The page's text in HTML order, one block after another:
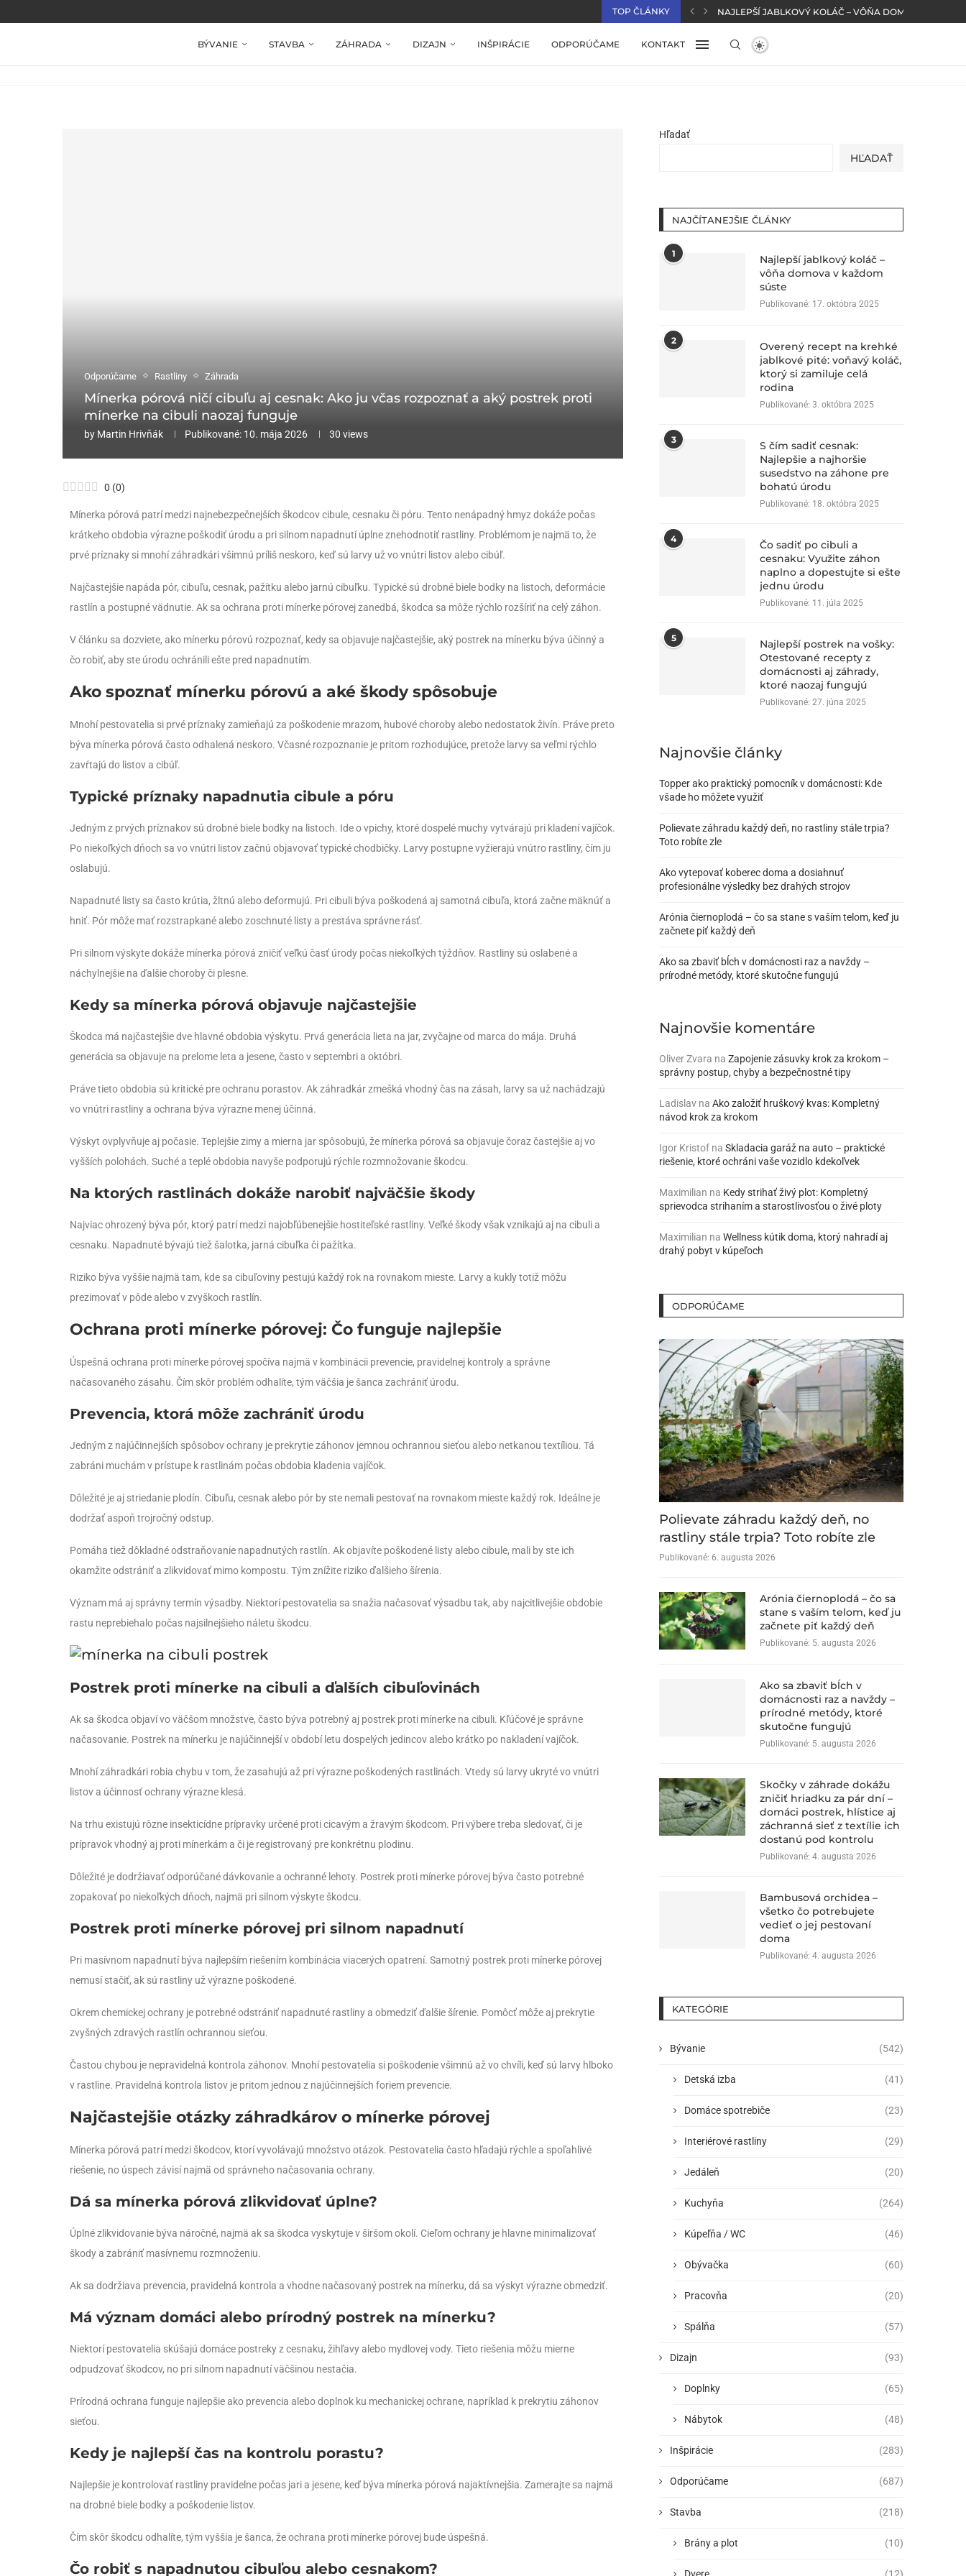
TOP ČLÁNKY NAJLEPŠÍ JABLKOVÝ KOLÁČ – VÔŇA DOMOVA V
BÝVANIE STAVBA ZÁHRADA DIZAJN INŠPIRÁCIE ODPORÚČAME KONTAKT
Odporúčame Rastliny Záhrada
Mínerka pórová ničí cibuľu aj cesnak: Ako ju včas rozpoznať a aký postrek proti
mínerke na cibuli naozaj funguje
by Martin Hrivňák Publikované: 10. mája 2026 30 views
0 (0)
Mínerka pórová patrí medzi najnebezpečnejších škodcov cibule, cesnaku či póru. Tento nenápadný hmyz dokáže počas
krátkeho obdobia výrazne poškodiť úrodu a pri silnom napadnutí úplne znehodnotiť rastliny. Problémom je najmä to, že
prvé príznaky si mnohí záhradkári všimnú príliš neskoro, keď sú larvy už vo vnútri listov alebo cibúľ.
Najčastejšie napáda pór, cibuľu, cesnak, pažítku alebo jarnú cibuľku. Typické sú drobné biele bodky na listoch, deformácie
rastlín a postupné vädnutie. Ak sa ochrana proti mínerke pórovej zanedbá, škodca sa môže rýchlo rozšíriť na celý záhon.
V článku sa dozviete, ako mínerku pórovú rozpoznať, kedy sa objavuje najčastejšie, aký postrek na mínerku býva účinný a
čo robiť, aby ste úrodu ochránili ešte pred napadnutím.
Ako spoznať mínerku pórovú a aké škody spôsobuje
Mnohí pestovatelia si prvé príznaky zamieňajú za poškodenie mrazom, hubové choroby alebo nedostatok živín. Práve preto
býva mínerka pórová často odhalená neskoro. Včasné rozpoznanie je pritom rozhodujúce, pretože larvy sa veľmi rýchlo
zavŕtajú do listov a cibúľ.
Typické príznaky napadnutia cibule a póru
Jedným z prvých príznakov sú drobné biele bodky na listoch. Ide o vpichy, ktoré dospelé muchy vytvárajú pri kladení vajíčok.
Po niekoľkých dňoch sa vo vnútri listov začnú objavovať typické chodbičky. Larvy postupne vyžierajú vnútro rastliny, čím ju
oslabujú.
Napadnuté listy sa často krútia, žltnú alebo deformujú. Pri cibuli býva poškodená aj samotná cibuľa, ktorá začne mäknúť a
hniť. Pór môže mať rozstrapkané alebo zoschnuté listy a prestáva správne rásť.
Pri silnom výskyte dokáže mínerka pórová zničiť veľkú časť úrody počas niekoľkých týždňov. Rastliny sú oslabené a
náchylnejšie na ďalšie choroby či plesne.
Kedy sa mínerka pórová objavuje najčastejšie
Škodca má najčastejšie dve hlavné obdobia výskytu. Prvá generácia lieta na jar, zvyčajne od marca do mája. Druhá
generácia sa objavuje na prelome leta a jesene, často v septembri a októbri.
Práve tieto obdobia sú kritické pre ochranu porastov. Ak záhradkár zmešká vhodný čas na zásah, larvy sa už nachádzajú
vo vnútri rastliny a ochrana býva výrazne menej účinná.
Výskyt ovplyvňuje aj počasie. Teplejšie zimy a mierna jar spôsobujú, že mínerka pórová sa objavuje čoraz častejšie aj vo
vyšších polohách. Suché a teplé obdobia navyše podporujú rýchle rozmnožovanie škodcu.
Na ktorých rastlinách dokáže narobiť najväčšie škody
Najviac ohrozený býva pór, ktorý patrí medzi najobľúbenejšie hostiteľské rastliny. Veľké škody však vznikajú aj na cibuli a
cesnaku. Napadnuté bývajú tiež šalotka, jarná cibuľka či pažítka.
Riziko býva vyššie najmä tam, kde sa cibuľoviny pestujú každý rok na rovnakom mieste. Larvy a kukly totiž môžu
prezimovať v pôde alebo v zvyškoch rastlín.
Ochrana proti mínerke pórovej: Čo funguje najlepšie
Úspešná ochrana proti mínerke pórovej spočíva najmä v kombinácii prevencie, pravidelnej kontroly a správne
načasovaného zásahu. Čím skôr problém odhalíte, tým väčšia je šanca zachrániť úrodu.
Prevencia, ktorá môže zachrániť úrodu
Jedným z najúčinnejších spôsobov ochrany je prekrytie záhonov jemnou ochrannou sieťou alebo netkanou textíliou. Tá
zabráni muchám v prístupe k rastlinám počas obdobia kladenia vajíčok.
Dôležité je aj striedanie plodín. Cibuľu, cesnak alebo pór by ste nemali pestovať na rovnakom mieste každý rok. Ideálne je
dodržať aspoň trojročný odstup.
Pomáha tiež dôkladné odstraňovanie napadnutých rastlín. Ak objavíte poškodené listy alebo cibule, mali by ste ich
okamžite odstrániť a zlikvidovať mimo kompostu. Tým znížite riziko ďalšieho šírenia.
Význam má aj správny termín výsadby. Niektorí pestovatelia sa snažia načasovať výsadbu tak, aby najcitlivejšie obdobie
rastu neprebiehalo počas najsilnejšieho náletu škodcu.
Postrek proti mínerke na cibuli a ďalších cibuľovinách
Ak sa škodca objaví vo väčšom množstve, často býva potrebný aj postrek proti mínerke na cibuli. Kľúčové je správne
načasovanie. Postrek na mínerku je najúčinnejší v období letu dospelých jedincov alebo krátko po nakladení vajíčok.
Mnohí záhradkári robia chybu v tom, že zasahujú až pri výrazne poškodených rastlinách. Vtedy sú larvy ukryté vo vnútri
listov a účinnosť ochrany výrazne klesá.
Na trhu existujú rôzne insekticídne prípravky určené proti cicavým a žravým škodcom. Pri výbere treba sledovať, či je
prípravok vhodný aj proti mínerkám a či je registrovaný pre konkrétnu plodinu.
Dôležité je dodržiavať odporúčané dávkovanie a ochranné lehoty. Postrek proti mínerke pórovej býva často potrebné
zopakovať po niekoľkých dňoch, najmä pri silnom výskyte škodcu.
Postrek proti mínerke pórovej pri silnom napadnutí
Pri masívnom napadnutí býva najlepším riešením kombinácia viacerých opatrení. Samotný postrek proti mínerke pórovej
nemusí stačiť, ak sú rastliny už výrazne poškodené.
Okrem chemickej ochrany je potrebné odstrániť napadnuté rastliny a obmedziť ďalšie šírenie. Pomôcť môže aj prekrytie
zvyšných zdravých rastlín ochrannou sieťou.
Častou chybou je nepravidelná kontrola záhonov. Mnohí pestovatelia si poškodenie všimnú až vo chvíli, keď sú larvy hlboko
v rastline. Pravidelná kontrola listov je pritom jednou z najúčinnejších foriem prevencie.
Najčastejšie otázky záhradkárov o mínerke pórovej
Mínerka pórová patrí medzi škodcov, ktorí vyvolávajú množstvo otázok. Pestovatelia často hľadajú rýchle a spoľahlivé
riešenie, no úspech závisí najmä od správneho načasovania ochrany.
Dá sa mínerka pórová zlikvidovať úplne?
Úplné zlikvidovanie býva náročné, najmä ak sa škodca vyskytuje v širšom okolí. Cieľom ochrany je hlavne minimalizovať
škody a zabrániť masívnemu rozmnoženiu.
Ak sa dodržiava prevencia, pravidelná kontrola a vhodne načasovaný postrek na mínerku, dá sa výskyt výrazne obmedziť.
Má význam domáci alebo prírodný postrek na mínerku?
Niektorí pestovatelia skúšajú domáce postreky z cesnaku, žihľavy alebo mydlovej vody. Tieto riešenia môžu mierne
odpudzovať škodcov, no pri silnom napadnutí väčšinou nestačia.
Prírodná ochrana funguje najlepšie ako prevencia alebo doplnok ku mechanickej ochrane, napríklad k prekrytiu záhonov
sieťou.
Kedy je najlepší čas na kontrolu porastu?
Najlepšie je kontrolovať rastliny pravidelne počas jari a jesene, keď býva mínerka pórová najaktívnejšia. Zamerajte sa najmä
na drobné biele bodky a poškodenie listov.
Čím skôr škodcu odhalíte, tým vyššia je šanca, že ochrana proti mínerke pórovej bude úspešná.
Čo robiť s napadnutou cibuľou alebo cesnakom?
Hľadať
HĽADAŤ
NAJČÍTANEJŠIE ČLÁNKY
1
Najlepší jablkový koláč –
vôňa domova v každom
súste
Publikované: 17. októbra 2025
2
Overený recept na krehké
jablkové pité: voňavý koláč,
ktorý si zamiluje celá
rodina
Publikované: 3. októbra 2025
3
S čím sadiť cesnak:
Najlepšie a najhoršie
susedstvo na záhone pre
bohatú úrodu
Publikované: 18. októbra 2025
4
Čo sadiť po cibuli a
cesnaku: Využite záhon
naplno a dopestujte si ešte
jednu úrodu
Publikované: 11. júla 2025
5
Najlepší postrek na vošky:
Otestované recepty z
domácnosti aj záhrady,
ktoré naozaj fungujú
Publikované: 27. júna 2025
Najnovšie články
Topper ako praktický pomocník v domácnosti: Kde
všade ho môžete využiť
Polievate záhradu každý deň, no rastliny stále trpia?
Toto robíte zle
Ako vytepovať koberec doma a dosiahnuť
profesionálne výsledky bez drahých strojov
Arónia čiernoplodá – čo sa stane s vaším telom, keď ju
začnete piť každý deň
Ako sa zbaviť bĺch v domácnosti raz a navždy –
prírodné metódy, ktoré skutočne fungujú
Najnovšie komentáre
Oliver Zvara na Zapojenie zásuvky krok za krokom –
správny postup, chyby a bezpečnostné tipy
Ladislav na Ako založiť hruškový kvas: Kompletný
návod krok za krokom
Igor Kristof na Skladacia garáž na auto – praktické
riešenie, ktoré ochráni vaše vozidlo kdekoľvek
Maximilian na Kedy strihať živý plot: Kompletný
sprievodca strihaním a starostlivosťou o živé ploty
Maximilian na Wellness kútik doma, ktorý nahradí aj
drahý pobyt v kúpeľoch
ODPORÚČAME
Polievate záhradu každý deň, no
rastliny stále trpia? Toto robíte zle
Publikované: 6. augusta 2026
Arónia čiernoplodá – čo sa
stane s vaším telom, keď ju
začnete piť každý deň
Publikované: 5. augusta 2026
Ako sa zbaviť bĺch v
domácnosti raz a navždy –
prírodné metódy, ktoré
skutočne fungujú
Publikované: 5. augusta 2026
Skočky v záhrade dokážu
zničiť hriadku za pár dní –
domáci postrek, hlístice aj
záchranná sieť z textílie ich
dostanú pod kontrolu
Publikované: 4. augusta 2026
Bambusová orchidea –
všetko čo potrebujete
vedieť o jej pestovaní
doma
Publikované: 4. augusta 2026
KATEGÓRIE
Bývanie (542)
Detská izba (41)
Domáce spotrebiče (23)
Interiérové rastliny (29)
Jedáleň (20)
Kuchyňa (264)
Kúpeľňa / WC (46)
Obývačka (60)
Pracovňa (20)
Spálňa (57)
Dizajn (93)
Doplnky (65)
Nábytok (48)
Inšpirácie (283)
Odporúčame (687)
Stavba (218)
Brány a plot (10)
Dvere (12)